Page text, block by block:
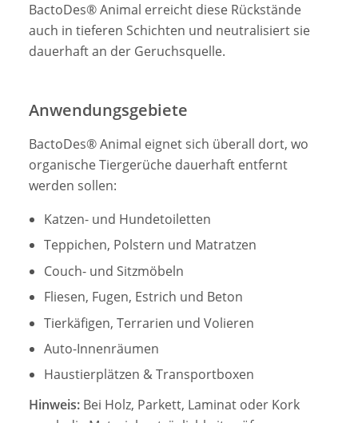
BactoDes® Animal erreicht diese Rückstände
auch in tieferen Schichten und neutralisiert sie
dauerhaft an der Geruchsquelle.
Anwendungsgebiete
BactoDes® Animal eignet sich überall dort, wo
organische Tiergerüche dauerhaft entfernt
werden sollen:
Katzen- und Hundetoiletten
Teppichen, Polstern und Matratzen
Couch- und Sitzmöbeln
Fliesen, Fugen, Estrich und Beton
Tierkäfigen, Terrarien und Volieren
Auto-Innenräumen
Haustierplätzen & Transportboxen
Hinweis: Bei Holz, Parkett, Laminat oder Kork